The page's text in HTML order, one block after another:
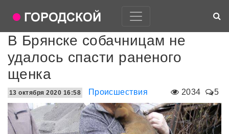
В Брянске собачницам не
удалось спасти раненого
щенка
2034 5
13 октября 2020 16:58 Происшествия